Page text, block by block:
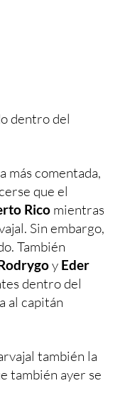
dentro del
más comentada,
que el
Rico mientras
Sin embargo,
También
y Eder
dentro del
al capitán
también la
también ayer se